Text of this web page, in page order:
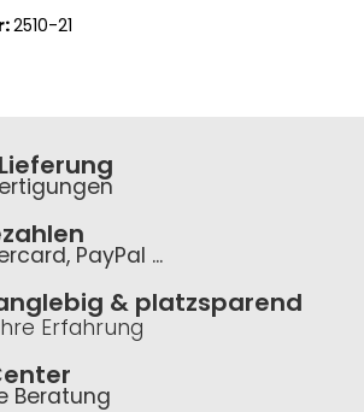
2510-21
PayPal ...
& platzsparend
Erfahrung
Beratung